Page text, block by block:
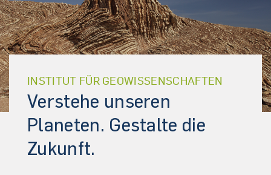
INSTITUT FÜR GEOWISSENSCHAFTEN
Verstehe unseren
Planeten. Gestalte die
Zukunft.